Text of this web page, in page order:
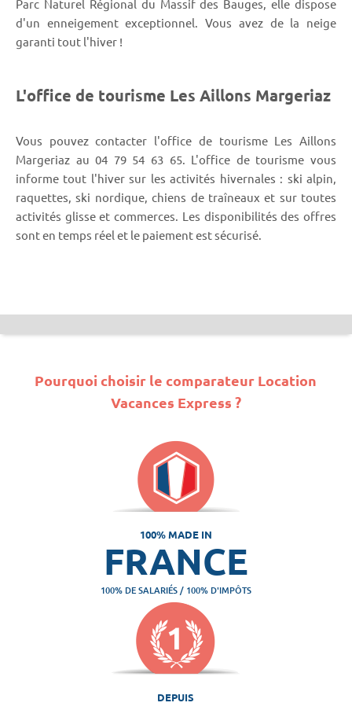
Parc Naturel Régional du Massif des Bauges, elle dispose
d'un enneigement exceptionnel. Vous avez de la neige
garanti tout l'hiver !
L'office de tourisme Les Aillons Margeriaz
Vous pouvez contacter l'office de tourisme Les Aillons
Margeriaz au 04 79 54 63 65. L'office de tourisme vous
informe tout l'hiver sur les activités hivernales : ski alpin,
raquettes, ski nordique, chiens de traîneaux et sur toutes
activités glisse et commerces. Les disponibilités des offres
sont en temps réel et le paiement est sécurisé.
Pourquoi choisir le comparateur Location
Vacances Express ?
100% MADE IN
FRANCE
100% DE SALARIÉS / 100% D'IMPÔTS
DEPUIS